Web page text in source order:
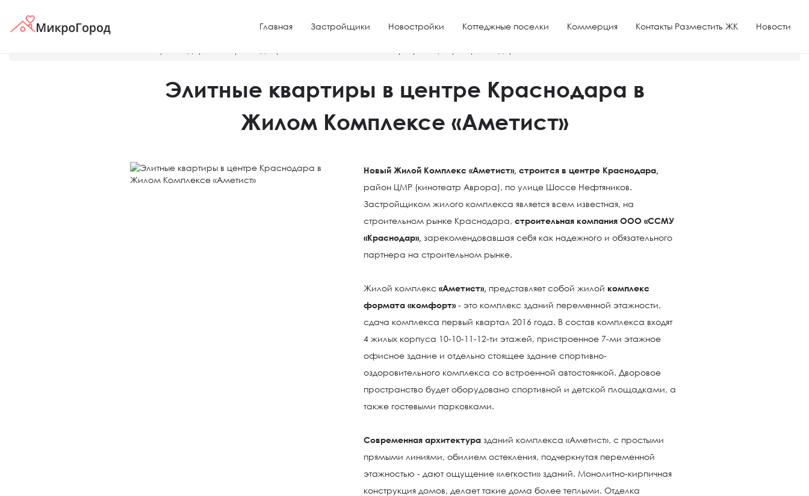
Главная Застройщики Новостройки Коттеджные поселки Коммерция Контакты Разместить ЖК Новости
Элитные квартиры в центре Краснодара в
Жилом Комплексе «Аметист»
Новый Жилой Комплекс «Аметист», строится в центре Краснодара,
район ЦМР (кинотеатр Аврора), по улице Шоссе Нефтяников.
Застройщиком жилого комплекса является всем известная, на
строительном рынке Краснодара,строительная компания ООО «ССМУ
«Краснодар»,зарекомендовавшая себя как надежного и обязательного
партнера на строительном рынке.
Жилой комплекс«Аметист», представляет собой жилой комплекс
формата «комфорт»- это комплекс зданий переменной этажности,
сдача комплекса первый квартал 2016 года. В состав комплекса входят
4 жилых корпуса 10-10-11-12-ти этажей, пристроенное 7-ми этажное
офисное здание и отдельно стоящее здание спортивно-
оздоровительного комплекса со встроенной автостоянкой. Дворовое
пространство будет оборудовано спортивной и детской площадками, а
также гостевыми парковками.
Современная архитектура зданий комплекса «Аметист», с простыми
прямыми линиями, обилием остекления, подчеркнутая переменной
этажностью - дают ощущение «легкости» зданий. Монолитно-кирпичная
конструкция домов, делает такие дома более теплыми. Отделка